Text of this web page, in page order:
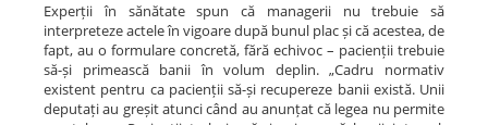
Experții în sănătate spun că managerii nu trebuie să
interpreteze actele în vigoare după bunul plac și că acestea, de
fapt, au o formulare concretă, fără echivoc – pacienții trebuie
să-și primească banii în volum deplin. „Cadru normativ
existent pentru ca pacienții să-și recupereze banii există. Unii
deputați au greșit atunci când au anunțat că legea nu permite